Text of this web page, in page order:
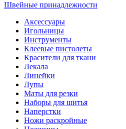
Швейные принадлежности
Аксессуары
Игольницы
Инструменты
Клеевые пистолеты
Красители для ткани
Лекала
Линейки
Лупы
Маты для резки
Наборы для шитья
Наперстки
Ножи раскройные